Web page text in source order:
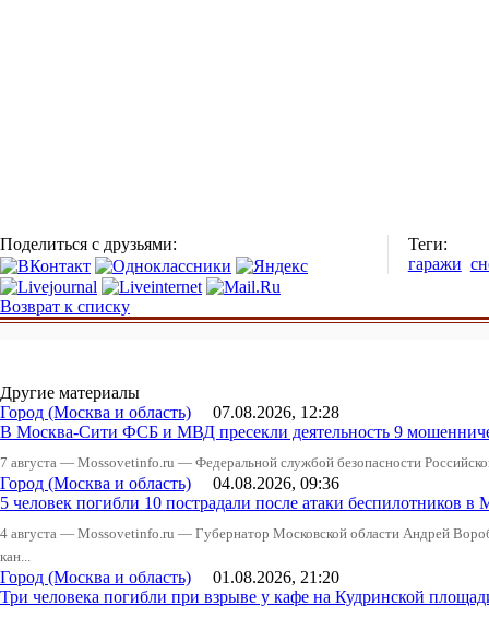
Поделиться с друзьями:
Теги:
гаражи
Возврат к списку
Другие материалы
Город (Москва и область) 07.08.2026, 12:28
В Москва-Сити ФСБ и МВД пресекли деятельность 9
7 августа — Mossovetinfo.ru — Федеральной службой безопасности
Город (Москва и область) 04.08.2026, 09:36
5 человек погибли 10 пострадали после атаки беспилотников в
4 августа — Mossovetinfo.ru — Губернатор Московской области Андрей
кан...
Город (Москва и область) 01.08.2026, 21:20
Три человека погибли при взрыве у кафе на Кудринской